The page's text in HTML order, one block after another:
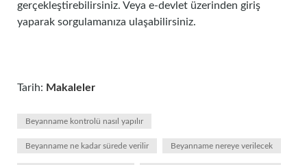
gerçekleştirebilirsiniz. Veya e-devlet üzerinden giriş
yaparak sorgulamanıza ulaşabilirsiniz.
Tarih: Makaleler
Beyanname kontrolü nasıl yapılır
Beyanname ne kadar sürede verilir Beyanname nereye verilecek